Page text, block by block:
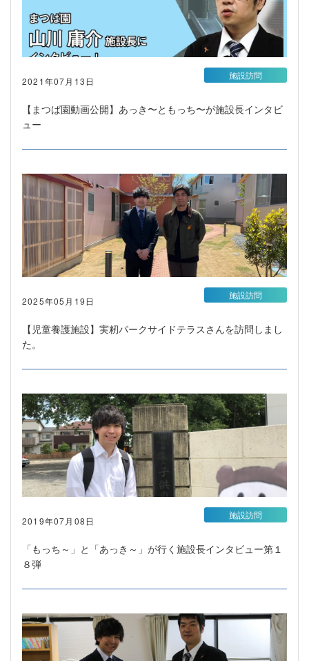
2021年07月13日
【まつば園動画公開】あっき〜ともっち〜が施設長インタビ
ュー
施設訪問
2025年05月19日
【児童養護施設】実籾パークサイドテラスさんを訪問しまし
た。
施設訪問
2019年07月08日
「もっち～」と「あっき～」が行く施設長インタビュー第１
８弾
施設訪問